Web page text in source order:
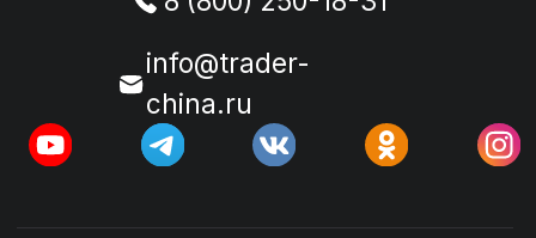
инструкция
“Честный знак”
Получить подборку